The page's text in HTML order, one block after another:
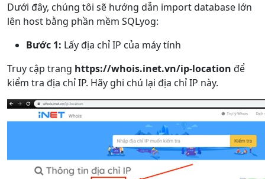
Dưới đây, chúng tôi sẽ hướng dẫn import database lớn
lên host bằng phần mềm SQLyog:
Bước 1: Lấy địa chỉ IP của máy tính
Truy cập trang https://whois.inet.vn/ip-location để
kiểm tra địa chỉ IP. Hãy ghi chú lại địa chỉ IP này.